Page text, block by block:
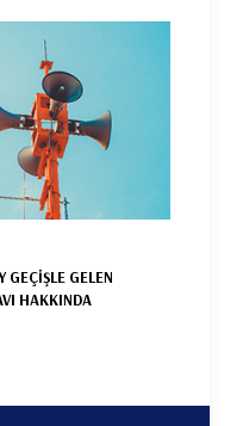
GELEN
HAKKINDA